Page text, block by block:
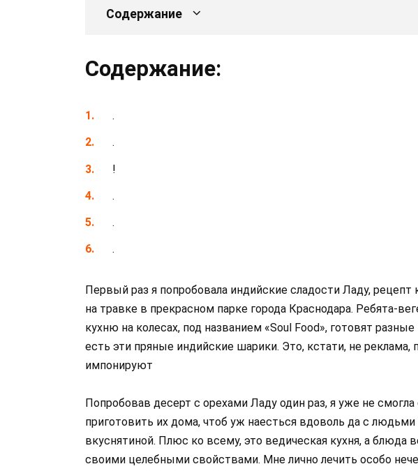
Содержание
Содержание:
.
.
!
.
.
.
Первый раз я попробовала индийские сладости Ладу,
на травке в прекрасном парке города Краснодара. Ребята-
кухню на колесах, под названием «Soul Food», готовят
есть эти пряные индийские шарики. Это, кстати, не реклама,
импонируют
Попробовав десерт с орехами Ладу один раз, я уже не
приготовить их дома, чтоб уж наесться вдоволь да с
вкуснятиной. Плюс ко всему, это ведическая кухня, а блюда
своими целебными свойствами. Мне лично лечить особо